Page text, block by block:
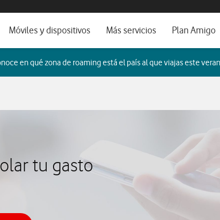
ayuda e idioma
5G
TV
Móviles y dispositivos
Imagen y Sonido
Más servicios
Alianza Vodafone e Iberdrola
Servicios avanzados
Plan Amigo
en qué zona de roaming está el país al que viajas este
tu gasto